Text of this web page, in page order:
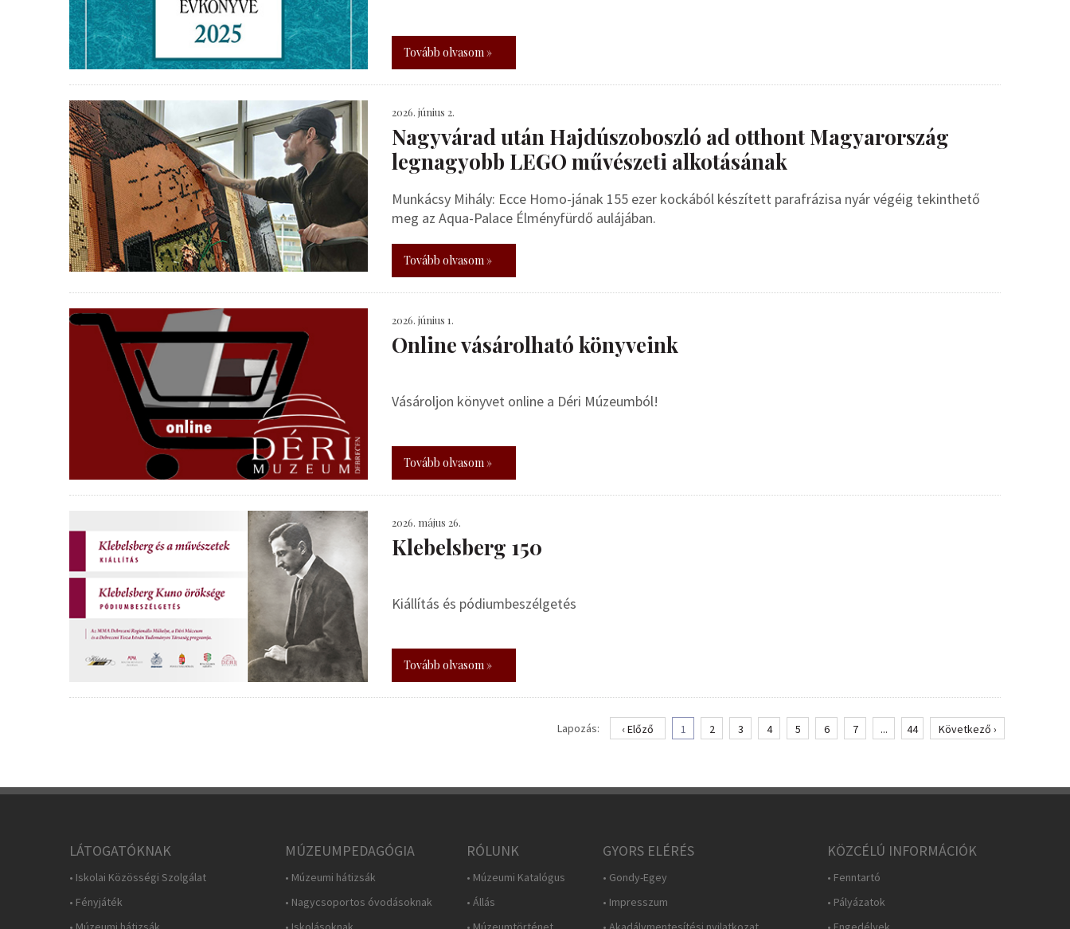
Tovább olvasom »
2026. június 2.
Nagyvárad után Hajdúszoboszló ad otthont Magyarország
legnagyobb LEGO művészeti alkotásának
Munkácsy Mihály: Ecce Homo-jának 155 ezer kockából készített parafrázisa nyár végéig tekinthető
meg az Aqua-Palace Élményfürdő aulájában.
Tovább olvasom »
2026. június 1.
Online vásárolható könyveink
Vásároljon könyvet online a Déri Múzeumból!
Tovább olvasom »
2026. május 26.
Klebelsberg 150
Kiállítás és pódiumbeszélgetés
Tovább olvasom »
Lapozás: ‹ Előző 1 2 3 4 5 6 7 ... 44 Következő ›
LÁTOGATÓKNAK
• Iskolai Közösségi Szolgálat
• Fényjáték
MÚZEUMPEDAGÓGIA
• Múzeumi hátizsák
• Nagycsoportos óvodásoknak
RÓLUNK
• Múzeumi Katalógus
• Állás
GYORS ELÉRÉS
• Gondy-Egey
• Impresszum
KÖZCÉLÚ INFORMÁCIÓK
• Fenntartó
• Pályázatok